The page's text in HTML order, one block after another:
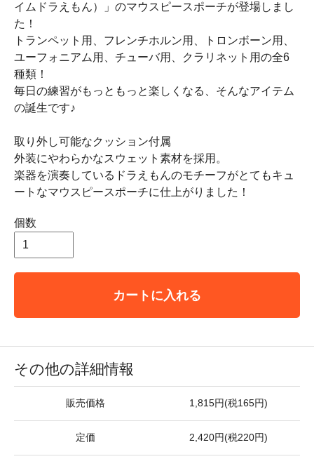
イムドラえもん）」のマウスピースポーチが登場しまし
た！
トランペット用、フレンチホルン用、トロンボーン用、
ユーフォニアム用、チューバ用、クラリネット用の全6
種類！
毎日の練習がもっともっと楽しくなる、そんなアイテム
の誕生です♪
取り外し可能なクッション付属
外装にやわらかなスウェット素材を採用。
楽器を演奏しているドラえもんのモチーフがとてもキュ
ートなマウスピースポーチに仕上がりました！
個数
カートに入れる
その他の詳細情報
販売価格 1,815円(税165円)
定価 2,420円(税220円)